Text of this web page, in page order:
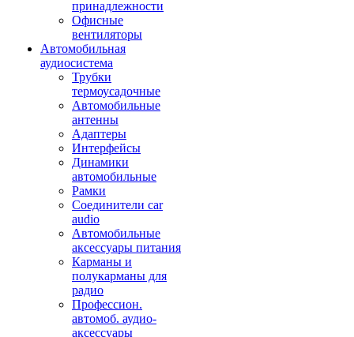
принадлежности
Офисные
вентиляторы
Автомобильная
аудиосистема
Трубки
термоусадочные
Автомобильные
антенны
Адаптеры
Интерфейсы
Динамики
автомобильные
Рамки
Соединители car
audio
Автомобильные
аксессуары питания
Карманы и
полукарманы для
радио
Профессион.
автомоб. аудио-
аксессуары